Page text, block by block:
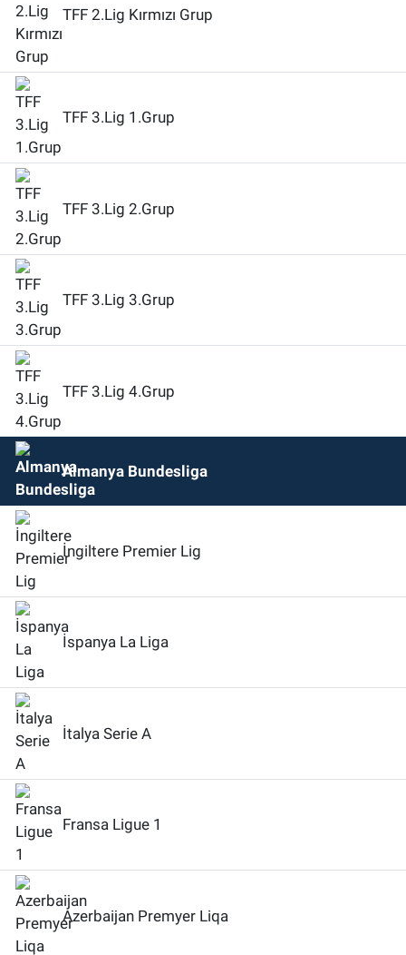
TFF 2.Lig Kırmızı Grup
TFF 3.Lig 1.Grup
TFF 3.Lig 2.Grup
TFF 3.Lig 3.Grup
TFF 3.Lig 4.Grup
Almanya Bundesliga
İngiltere Premier Lig
İspanya La Liga
İtalya Serie A
Fransa Ligue 1
Azerbaijan Premyer Liqa